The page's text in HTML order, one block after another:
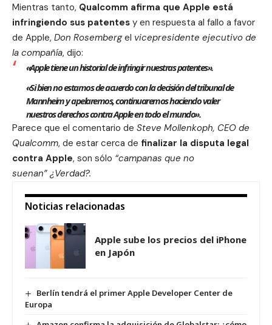
Mientras tanto, Qualcomm afirma que Apple está
infringiendo sus patentes y en respuesta al fallo a favor
de Apple, Don Rosembergel vicepresidente ejecutivo de
la compañía, dijo:
«Apple tiene un historial de infringir nuestras patentes».
«Si bien no estamos de acuerdo con la decisión del tribunal de
Mannheim y apelaremos, continuaremos haciendo valer
nuestros derechos contra Apple en todo el mundo».
Parece que el comentario de Steve Mollenkoph, CEO de
Qualcomm, de estar cerca de finalizar la disputa legal
contra Apple, son sólo “campanas que no
suenan” ¿Verdad?.
Noticias relacionadas
Apple sube los precios del iPhone
en Japón
Berlín tendrá el primer Apple Developer Center de
Europa